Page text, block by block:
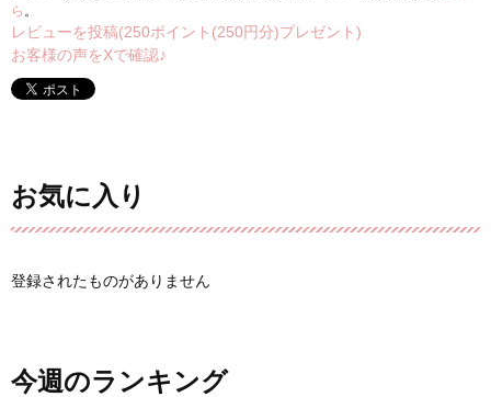
ら 。
レビューを投稿(250ポイント(250円分)プレゼント)
お客様の声をXで確認♪
お気に入り
登録されたものがありません
今週のランキング